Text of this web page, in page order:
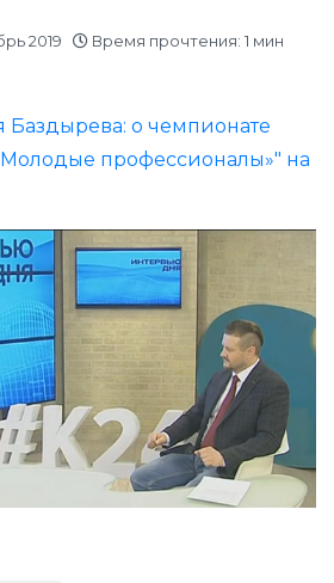
2019 Время прочтения: 1 мин
Баздырева: о чемпионате
профессионалы»" на